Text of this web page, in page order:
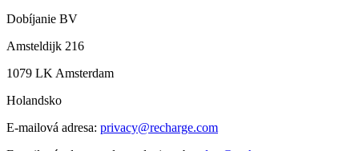
Dobíjanie BV
Amsteldijk 216
1079 LK Amsterdam
Holandsko
E-mailová adresa: privacy@recharge.com